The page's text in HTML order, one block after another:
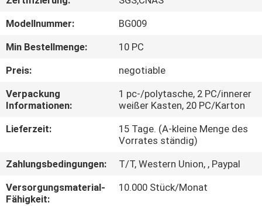
AUSFLUG
QUALITÄTSKONTROLLE
TRETEN
SIE
MIT
IN
VERBINDUNG
Modellnummer:
BG009
Min Bestellmenge:
10 PC
Preis:
negotiable
Verpackung
Informationen:
1 pc-/polytasche, 2 PC/innerer
weißer Kasten, 20 PC/Karton
Lieferzeit:
15 Tage. (A-kleine Menge des
Vorrates ständig)
Zahlungsbedingungen:
T/T, Western Union, , Paypal
Versorgungsmaterial-
Fähigkeit:
10.000 Stück/Monat